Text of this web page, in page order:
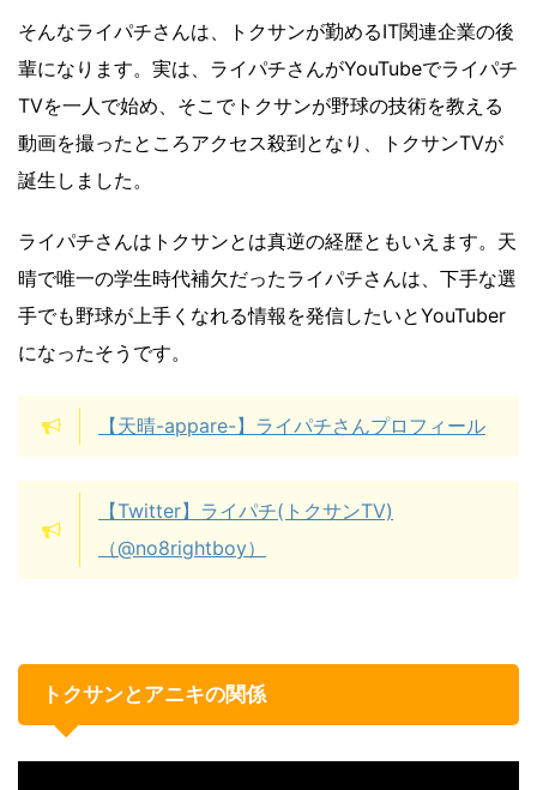
そんなライパチさんは、トクサンが勤めるIT関連企業の後
輩になります。実は、ライパチさんがYouTubeでライパチ
TVを一人で始め、そこでトクサンが野球の技術を教える
動画を撮ったところアクセス殺到となり、トクサンTVが
誕生しました。
ライパチさんはトクサンとは真逆の経歴ともいえます。天
晴で唯一の学生時代補欠だったライパチさんは、下手な選
手でも野球が上手くなれる情報を発信したいとYouTuber
になったそうです。
【天晴-appare-】ライパチさんプロフィール
【Twitter】ライパチ(トクサンTV)
（@no8rightboy）
トクサンとアニキの関係